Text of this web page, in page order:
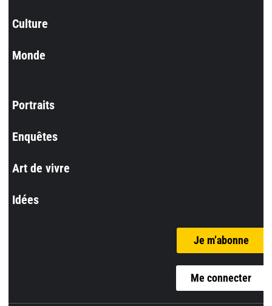
Culture
Monde
Portraits
Enquêtes
Art de vivre
Idées
Je m’abonne
Me connecter